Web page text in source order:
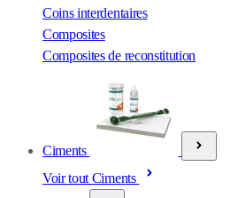
Coins interdentaires
Composites
Composites de reconstitution
Ciments
Voir tout Ciments